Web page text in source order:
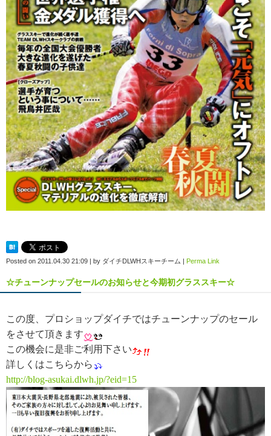
Posted on 2011.04.30 21:09 by ダイチDLWHスキーチーム Perma Link
☆チューンナップセールのお知らせと今期初グラススキー☆
この度、プロショップダイチではチューンナップのセール
をさせて頂きます
この機会に是非ご利用下さい
詳しくはこちらから
http://blog-asukai.dlwh.jp/?eid=15